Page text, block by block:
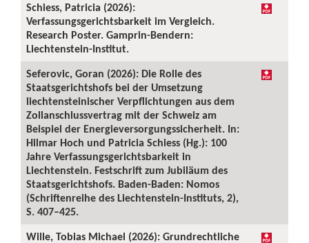
Schiess, Patricia (2026):
Verfassungsgerichtsbarkeit im Vergleich.
Research Poster. Gamprin-Bendern:
Liechtenstein-Institut.
Seferovic, Goran (2026): Die Rolle des
Staatsgerichtshofs bei der Umsetzung
liechtensteinischer Verpflichtungen aus dem
Zollanschlussvertrag mit der Schweiz am
Beispiel der Energieversorgungssicherheit. In:
Hilmar Hoch und Patricia Schiess (Hg.): 100
Jahre Verfassungsgerichtsbarkeit in
Liechtenstein. Festschrift zum Jubiläum des
Staatsgerichtshofs. Baden-Baden: Nomos
(Schriftenreihe des Liechtenstein-Instituts, 2),
S. 407–425.
Wille, Tobias Michael (2026): Grundrechtliche